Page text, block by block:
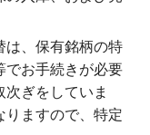
は、保有銘柄の特
でお手続きが必要
ぎをしていま
りますので、特定